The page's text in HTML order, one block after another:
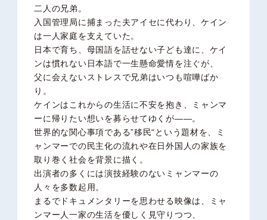
二人の兄弟。
入国管理局に捕まった夫アイセに代わり、ケイン
は一人家庭を支えていた。
日本で育ち、母国語を話せない子ども達に、ケイ
ンは慣れない日本語で一生懸命愛情を注ぐが、
父に会えないストレスで兄弟はいつも喧嘩ばか
り。
ケインはこれからの生活に不安を抱き、ミャンマ
ーに帰りたい想いを募らせてゆくが——。
世界的な関心事項である”移民“という題材を、ミ
ャンマーでの民主化の流れや在日外国人の家族を
取り巻く社会を背景に描く。
出演者の多くには演技経験のないミャンマーの
人々を多数起用。
まるでドキュメンタリーを思わせる映像は、ミャ
ンマー人一家の生活を優しく見守りつつ、